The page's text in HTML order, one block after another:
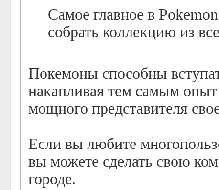
Самое главное в
собрать коллекцию из
Покемоны способны
накапливая тем самым
мощного представителя
Если вы любите
вы можете сделать свою
городе.